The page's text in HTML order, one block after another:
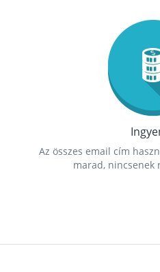
Az összes email cím
marad, nincsenek